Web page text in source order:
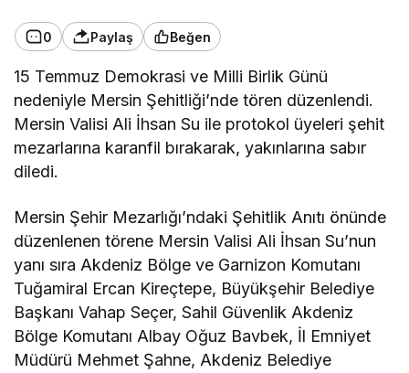
0 Paylaş Beğen
15 Temmuz Demokrasi ve Milli Birlik Günü
nedeniyle Mersin Şehitliği’nde tören düzenlendi.
Mersin Valisi Ali İhsan Su ile protokol üyeleri şehit
mezarlarına karanfil bırakarak, yakınlarına sabır
diledi.
Mersin Şehir Mezarlığı’ndaki Şehitlik Anıtı önünde
düzenlenen törene Mersin Valisi Ali İhsan Su’nun
yanı sıra Akdeniz Bölge ve Garnizon Komutanı
Tuğamiral Ercan Kireçtepe, Büyükşehir Belediye
Başkanı Vahap Seçer, Sahil Güvenlik Akdeniz
Bölge Komutanı Albay Oğuz Bavbek, İl Emniyet
Müdürü Mehmet Şahne, Akdeniz Belediye